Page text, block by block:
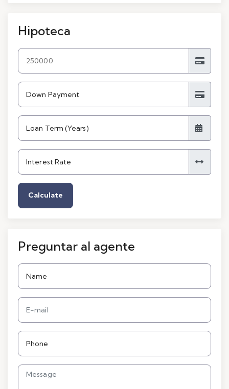
Hipoteca
Calculate
Preguntar al agente